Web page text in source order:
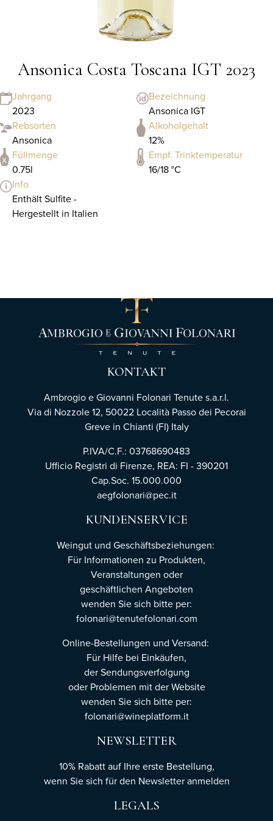
Ansonica Costa Toscana IGT 2023
Jahrgang
2023
Bezeichnung
Ansonica IGT
Rebsorten
Ansonica
Alkoholgehalt
12%
Füllmenge
0.75l
Empf. Trinktemperatur
16/18 °C
Info
Enthält Sulfite -
Hergestellt in Italien
KONTAKT
Ambrogio e Giovanni Folonari Tenute s.a.r.l.
Via di Nozzole 12, 50022 Località Passo dei Pecorai
Greve in Chianti (FI) Italy
P.IVA/C.F.: 03768690483
Ufficio Registri di Firenze, REA: FI - 390201
Cap.Soc. 15.000.000
aegfolonari@pec.it
KUNDENSERVICE
Weingut und Geschäftsbeziehungen:
Für Informationen zu Produkten,
Veranstaltungen oder
geschäftlichen Angeboten
wenden Sie sich bitte per:
folonari@tenutefolonari.com
Online-Bestellungen und Versand:
Für Hilfe bei Einkäufen,
der Sendungsverfolgung
oder Problemen mit der Website
wenden Sie sich bitte per:
folonari@wineplatform.it
NEWSLETTER
10% Rabatt auf Ihre erste Bestellung,
wenn Sie sich für den Newsletteranmelden
LEGALS